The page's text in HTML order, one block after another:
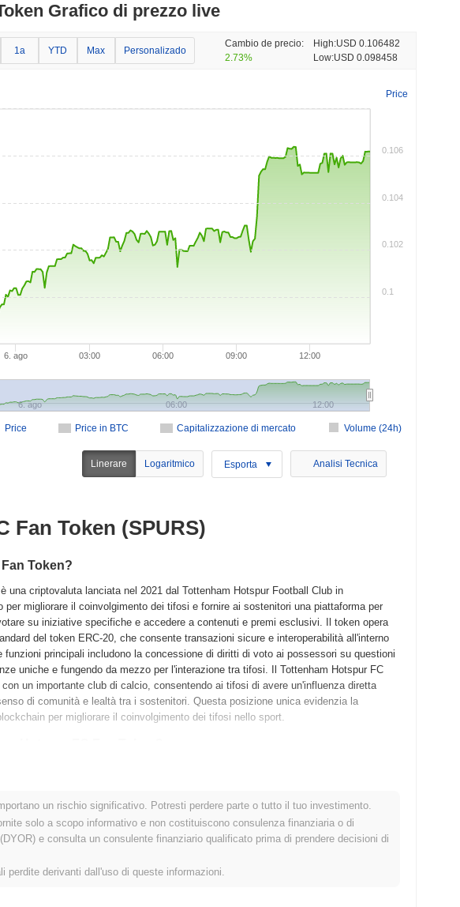
Grafico di prezzo live
1a YTD Max Personalizado
Cambio de precio:
2.73%
High:USD 0.106482
Low:USD 0.098458
Price
Price in BTC Capitalizzazione di mercato Volume (24h)
Price
6. ago 03:00 06:00 09:00 12:00
6. ago 06:00 12:00
0.1
0.102
0.104
0.106
Linerare Logaritmico Esporta Analisi Tecnica
Fan Token (SPURS)
Token?
una criptovaluta lanciata nel 2021 dal Tottenham Hotspur Football Club in
per migliorare il coinvolgimento dei tifosi e fornire ai sostenitori una piattaforma per
su iniziative specifiche e accedere a contenuti e premi esclusivi. Il token opera
del token ERC-20, che consente transazioni sicure e interoperabilità all'interno
principali includono la concessione di diritti di voto ai possessori su questioni
uniche e fungendo da mezzo per l'interazione tra tifosi. Il Tottenham Hotspur FC
un importante club di calcio, consentendo ai tifosi di avere un'influenza diretta
di comunità e lealtà tra i sostenitori. Questa posizione unica evidenzia la
per migliorare il coinvolgimento dei tifosi nello sport.
2021 quando la squadra, in collaborazione con
è diventato operativo poco dopo il suo annuncio, consentendo ai tifosi di interagire
sul miglioramento del coinvolgimento dei tifosi e sulla fornitura di una voce ai
i diritti di voto associati al token. La distribuzione iniziale del Tottenham Hotspur
di Scambio (IEO) sulla piattaforma
Socios.com
nel maggio 2021. Questo modello
fondamentali hanno preparato il terreno per l'integrazione del token nell'ecosistema
un rischio significativo. Potresti perdere parte o tutto il tuo investimento.
solo a scopo informativo e non costituiscono consulenza finanziaria o di
e consulta un consulente finanziario qualificato prima di prendere decisioni di
perdite derivanti dall'uso di queste informazioni.